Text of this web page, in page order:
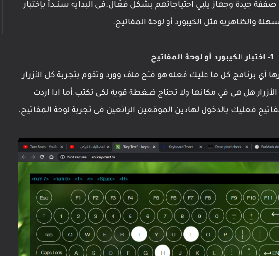
جيدة وجهاز يلبي احتياجاتهم بشكل فعّال.فى البدايه سنبدأ بإختبار
والظاهريه مثل الكيبورد أو لوحة المفاتيح.
1- اختبار الكيبورد أو لوحة المفاتيح
أي برنامج كل ما عليك فعله هو فتح ملف وورد وتقوم بتجربة كل الأزرار
هل هى في مكانها ولا تحتاج ضغطة قوية لكى تكتب.أما اذا اردت
فعليك بالدخول لهاذين الموقعين الرائعين فى تجربة لوحة المفاتيح.